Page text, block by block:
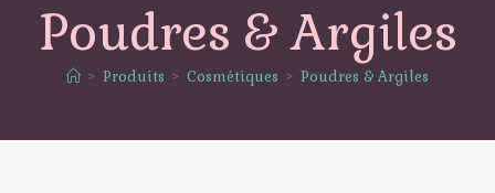
Poudres & Argiles
> Produits > Cosmétiques > Poudres & Argiles